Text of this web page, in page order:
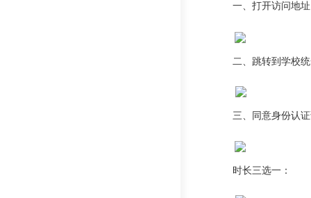
一、打开访问地
二、 跳转到学校
三、 同意身份认
时长三选一：